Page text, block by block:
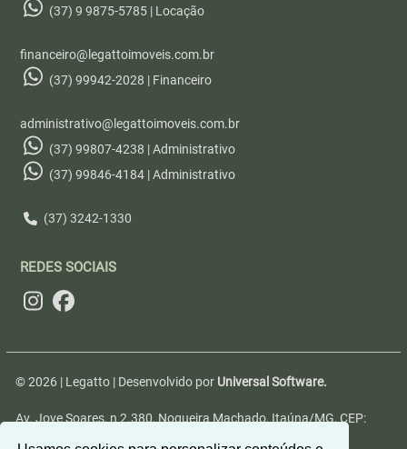
(37) 9 9875-5785 | Locação
financeiro@legattoimoveis.com.br
(37) 99942-2028 | Financeiro
administrativo@legattoimoveis.com.br
(37) 99807-4238 | Administrativo
(37) 99846-4184 | Administrativo
(37) 3242-1330
REDES SOCIAIS
© 2026 | Legatto | Desenvolvido por Universal Software.
Av. Jove Soares, n 2.380, Nogueira Machado, Itaúna/MG, CEP: